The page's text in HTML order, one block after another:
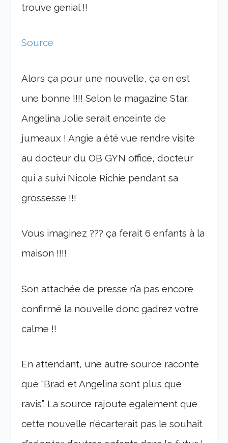
trouve genial !!
Source
Alors ça pour une nouvelle, ça en est
une bonne !!!! Selon le magazine Star,
Angelina Jolie serait enceinte de
jumeaux ! Angie a été vue rendre visite
au docteur du OB GYN office, docteur
qui a suivi Nicole Richie pendant sa
grossesse !!!
Vous imaginez ??? ça ferait 6 enfants à la
maison !!!!
Son attachée de presse n’a pas encore
confirmé la nouvelle donc gadrez votre
calme !!
En attendant, une autre source raconte
que “Brad et Angelina sont plus que
ravis”. La source rajoute egalement que
cette nouvelle n’écarterait pas le souhait